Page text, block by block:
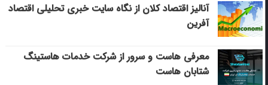
آنالیز اقتصاد کلان از نگاه سایت خبری تحلیلی اقتصاد
آفرین
معرفی هاست و سرور از شرکت خدمات هاستینگ
شتابان هاست